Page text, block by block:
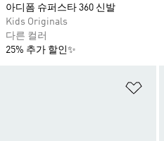
아디폼 슈퍼스타 360 신발
Kids Originals
다른 컬러
25% 추가 할인✨